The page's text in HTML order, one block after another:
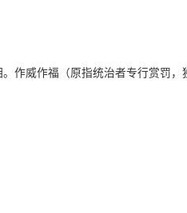
作威作福（原指统治者专行赏罚，